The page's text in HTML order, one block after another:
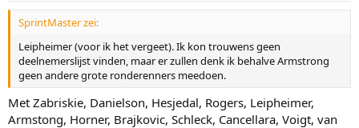
SprintMaster zei:
Leipheimer (voor ik het vergeet). Ik kon trouwens geen
deelnemerslijst vinden, maar er zullen denk ik behalve Armstrong
geen andere grote ronderenners meedoen.
Met Zabriskie, Danielson, Hesjedal, Rogers, Leipheimer,
Armstong, Horner, Brajkovic, Schleck, Cancellara, Voigt, van